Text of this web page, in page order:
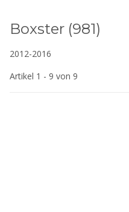
Boxster (981)
2012-2016
Artikel 1 - 9 von 9